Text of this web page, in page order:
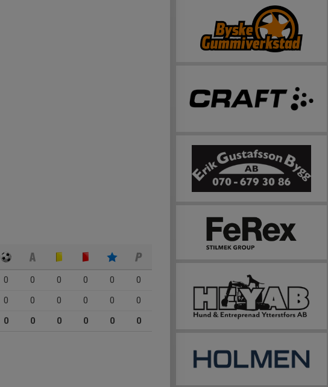
0 0 0 0 0
0
0 0 0 0 0
0
0 0 0 0 0 0